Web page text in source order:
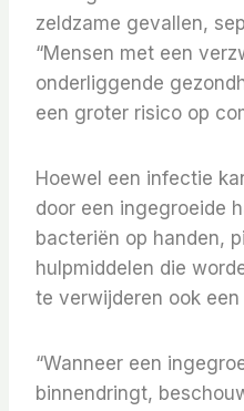
zeldzame gevallen,
“Mensen met een
onderliggende
een groter risico op
Hoewel een infectie
door een ingegroeide
bacteriën op handen,
hulpmiddelen die
te verwijderen ook een
“Wanneer een
binnendringt,